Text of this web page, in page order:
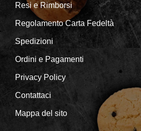
Resi e Rimborsi
Regolamento Carta Fedeltà
Spedizioni
Ordini e Pagamenti
Privacy Policy
Contattaci
Mappa del sito